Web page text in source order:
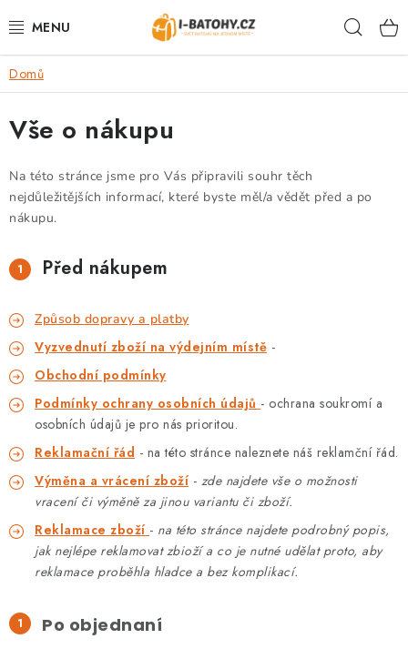
na
VÝPRODEJ %
BATOHY
TAŠKY, KABELKY
CESTOVNÍ ZAVAZADLA
LEDVINKY
PENĚŽENKY
DOPLŇKY A PŘÍSLUŠENSTVÍ
PODLE AKTIVITY
ZNAČKY
Doprava a platba Vše o nákupu Kontakty
O nás
Blog
Domů
Vše o nákupu
Na této stránce jsme pro Vás připravili souhr těch
nejdůležitějších informací, které byste měl/a vědět před a po
nákupu.
Před nákupem
Způsob dopravy a platby
Vyzvednutí zboží na výdejním místě -
Obchodní podmínky
Podmínky ochrany osobních údajů - ochrana soukromí a
osobních údajů je pro nás prioritou.
Reklamační řád - na této stránce naleznete náš reklamční řád.
Výměna a vrácení zboží - zde najdete vše o možnosti
vracení či výměně za jinou variantu či zboží.
Reklamace zboží - na této stránce najdete podrobný popis,
jak nejlépe reklamovat zbioží a co je nutné udělat proto, aby
reklamace proběhla hladce a bez komplikací.
Po objednaní